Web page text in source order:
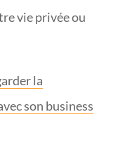
vie privée ou
la
son business